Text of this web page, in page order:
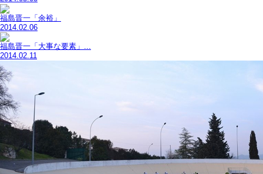
福島晋一「余裕」
2014.02.06
福島晋一「大事な要素」...
2014.02.11